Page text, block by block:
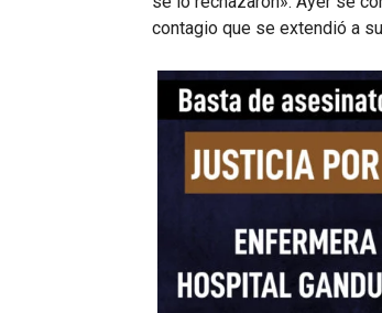
contagio que se extendió a